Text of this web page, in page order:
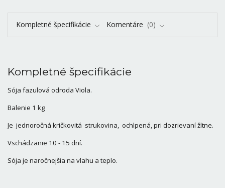
Kompletné špecifikácie Komentáre 0
Kompletné špecifikácie
Sója fazulová odroda Viola.
Balenie 1 kg
Je jednoročná kričkovitá strukovina, ochlpená, pri dozrievaní žltne.
Vschádzanie 10 - 15 dní.
Sója je naročnejšia na vlahu a teplo.